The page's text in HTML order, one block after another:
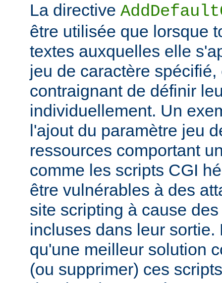
La directive
être utilisée que lorsque
textes auxquelles elle
jeu de caractère
contraignant de définir
individuellement. Un
l'ajout du paramètre jeu
ressources comportant
comme les scripts CGI
être vulnérables à des
site scripting à cause
incluses dans leur sortie.
qu'une meilleur solution
(ou supprimer) ces